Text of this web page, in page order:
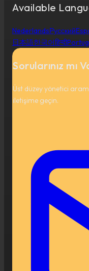
Available
NederlandsРусский
日本語한국어हिन्दी
Sorularınız mı
Üst düzey yönetici
iletişime geçin.